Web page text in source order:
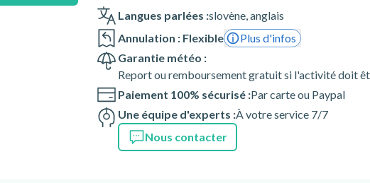
Langues parlées :slovène,anglais
Annulation : Flexible
Plus d'infos
Garantie météo :
Report ou remboursement gratuit si l'activité doit
Paiement 100% sécurisé :Par carte ou Paypal
Une équipe d'experts :À votre service 7/7
Nous contacter